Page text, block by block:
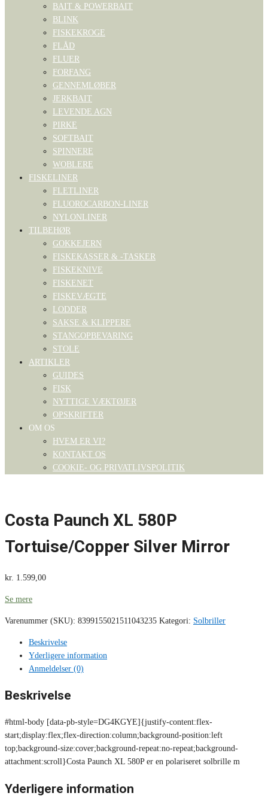
BAIT & POWERBAIT
BLINK
FISKEKROGE
FLÅD
FLUER
FORFANG
GENNEMLØBER
JERKBAIT
LEVENDE AGN
PIRKE
SOFTBAIT
SPINNERE
WOBLERE
FISKELINER
FLETLINER
FLUOROCARBON-LINER
NYLONLINER
TILBEHØR
GOKKEJERN
FISKEKASSER & -TASKER
FISKEKNIVE
FISKENET
FISKEVÆGTE
LODDER
SAKSE & KLIPPERE
STANGOPBEVARING
STOLE
ARTIKLER
GUIDES
FISK
NYTTIGE VÆKTØJER
OPSKRIFTER
OM OS
HVEM ER VI?
KONTAKT OS
COOKIE- OG PRIVATLIVSPOLITIK
Costa Paunch XL 580P
Tortuise/Copper Silver Mirror
kr. 1.599,00
Se mere
Varenummer (SKU): 8399155021511043235 Kategori: Solbriller
Beskrivelse
Yderligere information
Anmeldelser (0)
Beskrivelse
#html-body [data-pb-style=DG4KGYE]{justify-content:flex-
start;display:flex;flex-direction:column;background-position:left
top;background-size:cover;background-repeat:no-repeat;background-
attachment:scroll}Costa Paunch XL 580P er en polariseret solbrille m
Yderligere information